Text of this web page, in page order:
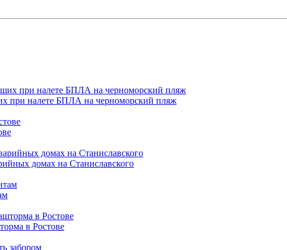
при налете БПЛА на черноморский пляж
домах на Станиславского
в Ростове